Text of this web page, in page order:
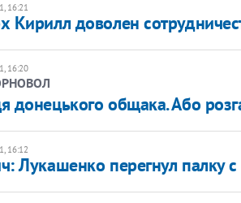
16:21
Кирилл доволен
16:20
донецького общака. Або
16:12
Лукашенко перегнул палку